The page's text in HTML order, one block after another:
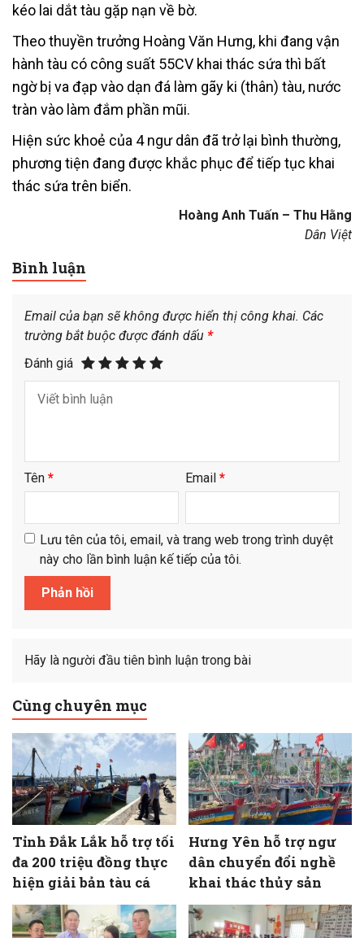
kéo lai dắt tàu gặp nạn về bờ.
Theo thuyền trưởng Hoàng Văn Hưng, khi đang vận
hành tàu có công suất 55CV khai thác sứa thì bất
ngờ bị va đạp vào dạn đá làm gãy ki (thân) tàu, nước
tràn vào làm đắm phần mũi.
Hiện sức khoẻ của 4 ngư dân đã trở lại bình thường,
phương tiện đang được khắc phục để tiếp tục khai
thác sứa trên biển.
Hoàng Anh Tuấn – Thu Hằng
Dân Việt
Bình luận
Email của bạn sẽ không được hiển thị công khai. Các
trường bắt buộc được đánh dấu *
Đánh giá
Tên * Email *
Lưu tên của tôi, email, và trang web trong trình duyệt
này cho lần bình luận kế tiếp của tôi.
Hãy là người đầu tiên bình luận trong bài
Cùng chuyên mục
Tỉnh Đắk Lắk hỗ trợ tối
đa 200 triệu đồng thực
hiện giải bản tàu cá
Hưng Yên hỗ trợ ngư
dân chuyển đổi nghề
khai thác thủy sản